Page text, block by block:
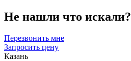
Не нашли что искали?
Перезвонить мне
Запросить цену
Казань